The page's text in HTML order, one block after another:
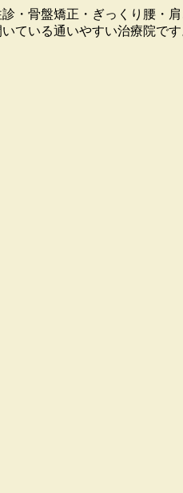
・骨盤矯正・ぎっくり腰・
ている通いやすい治療院です